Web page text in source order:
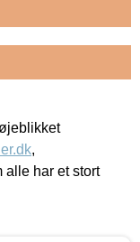
,
alle har et stort